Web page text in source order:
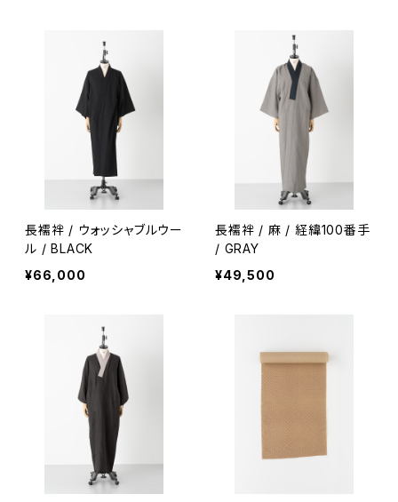
長襦袢 / ウォッシャブルウー
ル / BLACK
¥66,000
長襦袢 / 麻 / 経緯100番手
/ GRAY
¥49,500